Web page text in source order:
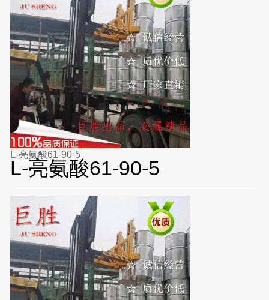
L-亮氨酸61-90-5
L-亮氨酸61-90-5